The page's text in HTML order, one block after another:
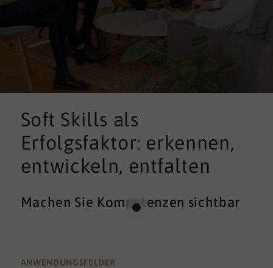
Soft Skills als
Erfolgsfaktor: erkennen,
entwickeln, entfalten
Machen Sie Kompetenzen sichtbar
ANWENDUNGSFELDER